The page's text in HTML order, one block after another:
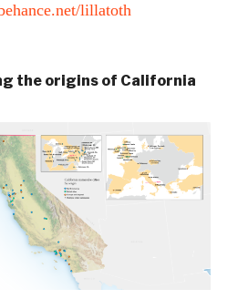
lillatoth
the origins of California